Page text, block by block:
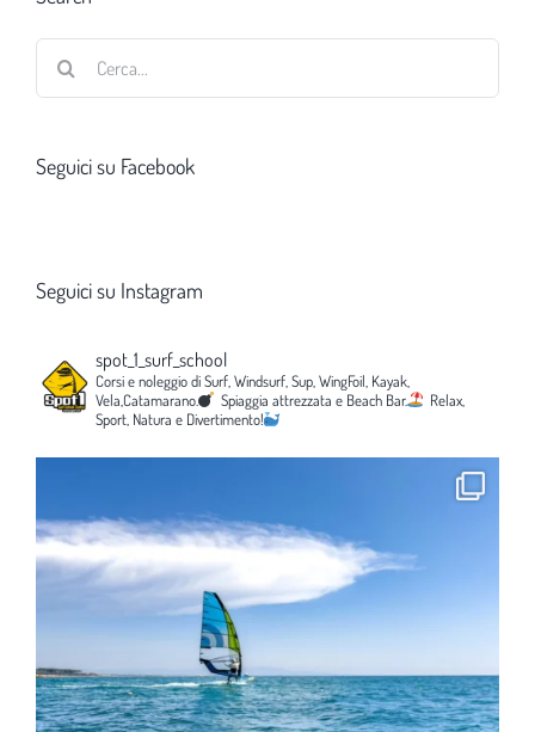
Seguici su Facebook
Seguici su Instagram
spot_1_surf_school
Corsi e noleggio di Surf, Windsurf, Sup, WingFoil, Kayak,
Vela,Catamarano.
Spiaggia attrezzata e Beach Bar.
Relax,
Sport, Natura e Divertimento!